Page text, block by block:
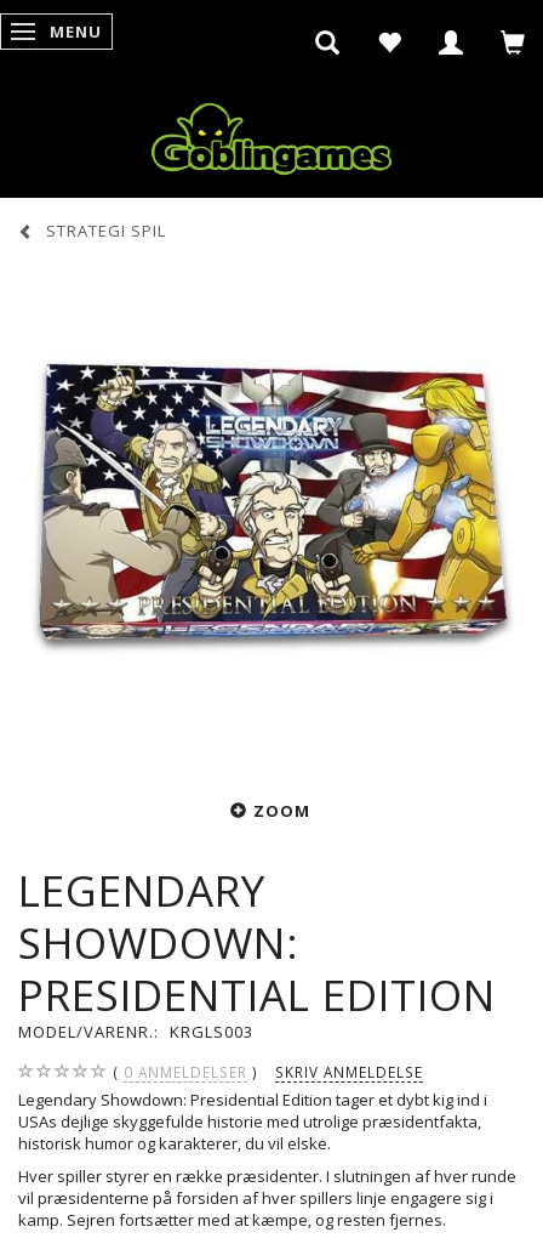
SKIFTE NAVIGATION
MENU
STRATEGI SPIL
ZOOM
LEGENDARY
SHOWDOWN:
PRESIDENTIAL EDITION
MODEL/VARENR.: KRGLS003
0 ANMELDELSER SKRIV ANMELDELSE
Legendary Showdown: Presidential Edition tager et dybt kig ind i
USAs dejlige skyggefulde historie med utrolige præsidentfakta,
historisk humor og karakterer, du vil elske.
Hver spiller styrer en række præsidenter. I slutningen af hver runde
vil præsidenterne på forsiden af hver spillers linje engagere sig i
kamp. Sejren fortsætter med at kæmpe, og resten fjernes.